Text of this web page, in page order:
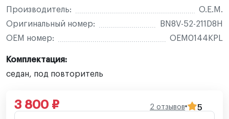
Производитель:
O.E.M.
Оригинальный номер:
BN8V-52-211D8H
OEM номер:
OEM0144KPL
Комплектация:
седан, под повторитель
3 800 ₽ 2 отзывов
5